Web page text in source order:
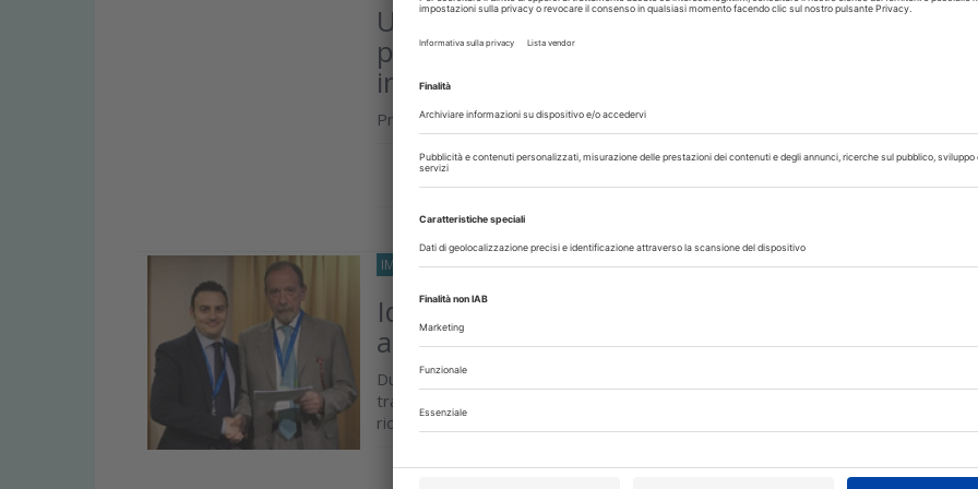
Utilizzo di una nuova matrice collagenica nelle
procedure di aumento dei tessuti molli peri-
implatari: Mucoderm®(botiss)
Protocollo clinico premiato
Approfondisci
IMPLANTOLOGIA 12 Febbraio 2014
Idrossiapatite arrichita di Magnesio vs osso
autologo: i risultati di una ricerca italiana
Durante il 7° Congresso Expo di Autunno, svoltosi lo scorso novembre, come
tradizione la sessione Poster che ha permesso di presentare i risultati
ricerca scientifica odontoiatrica in atto...
Approfondisci